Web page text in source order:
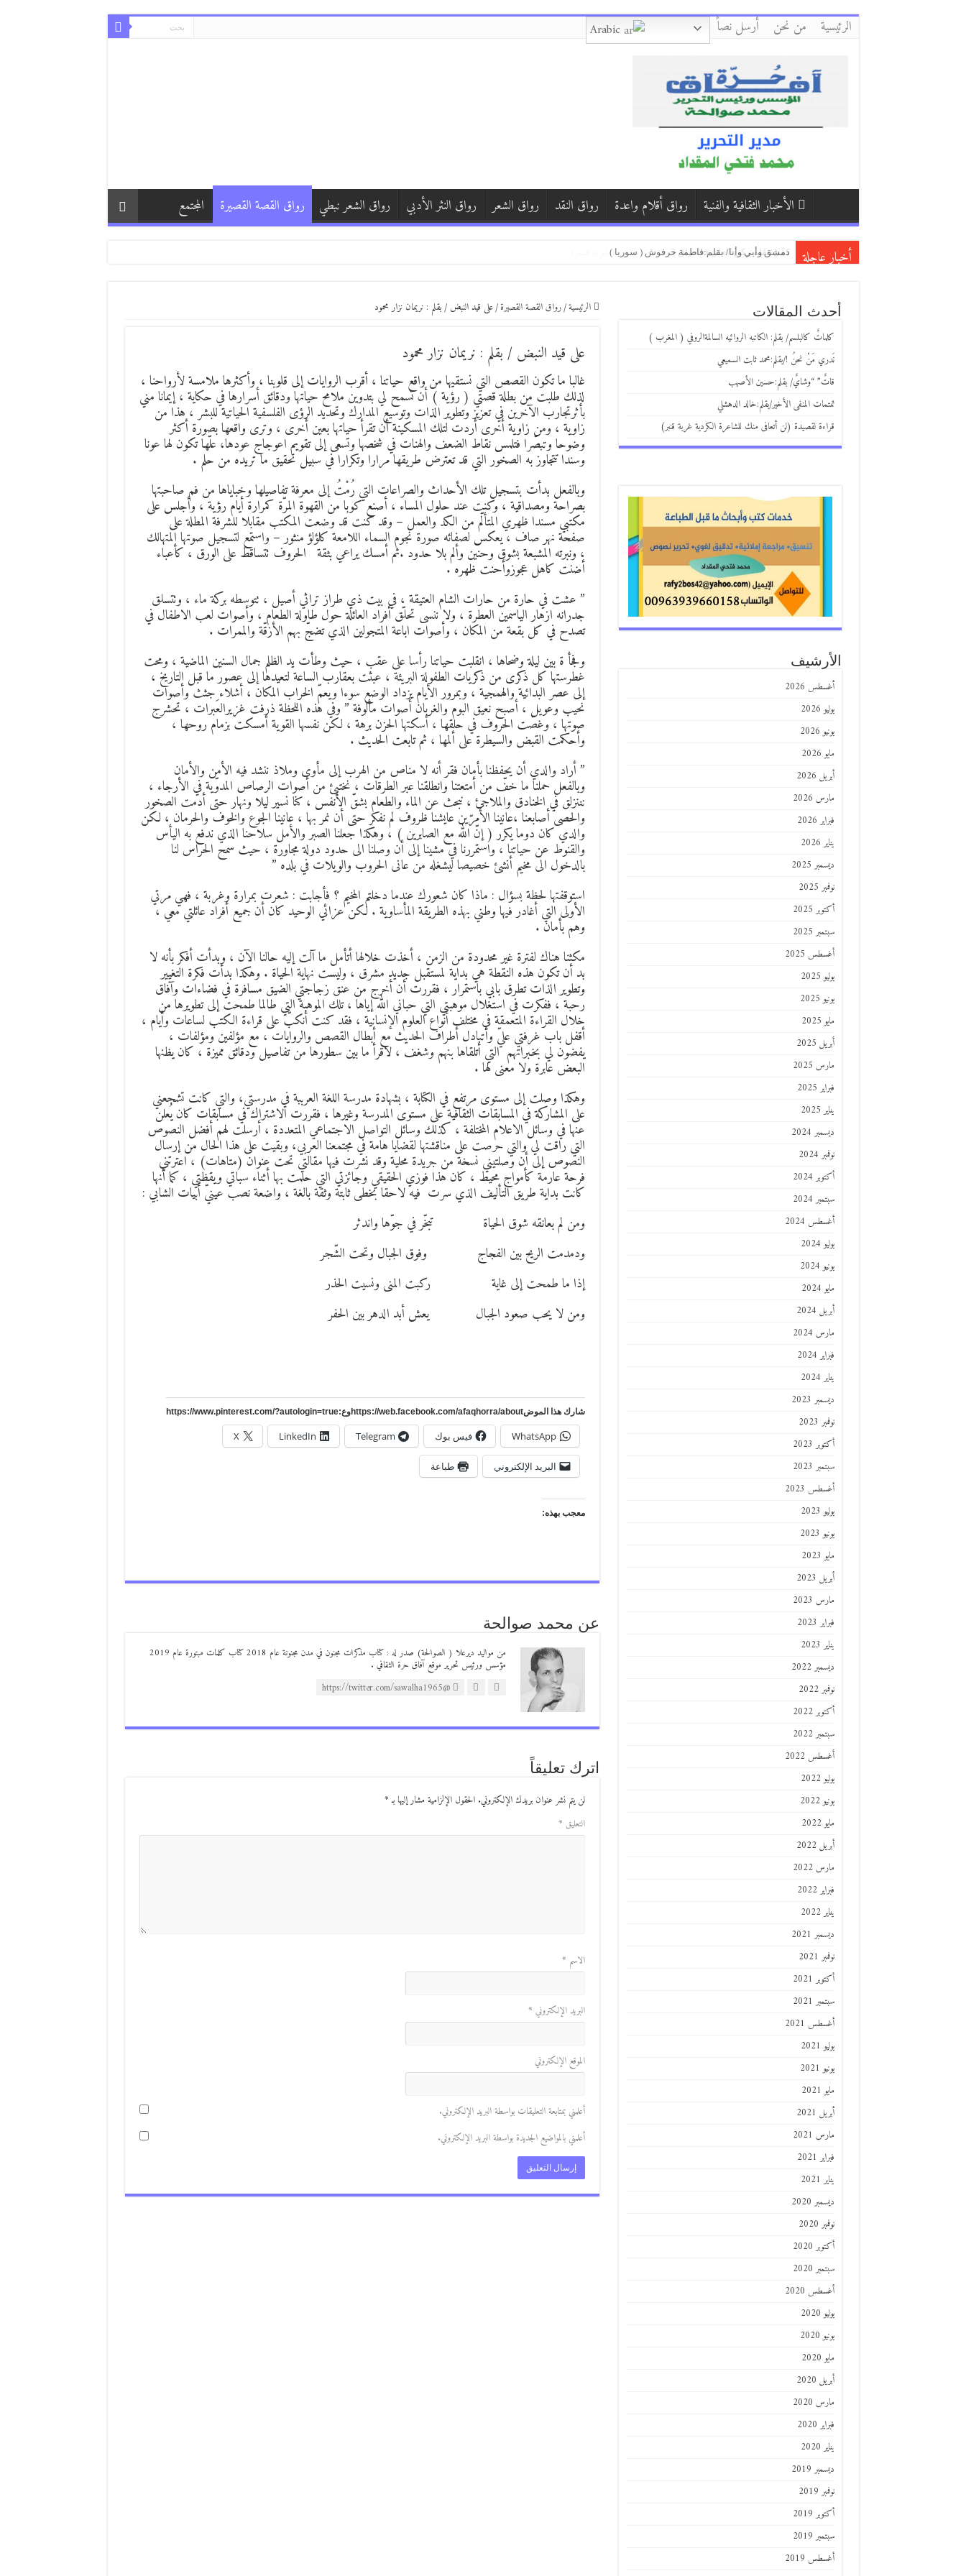
الرئيسية من نحن أرسل نصاً Arabic
الأخبار الثقافية والفنية رواق أقلام واعدة رواق النقد رواق الشعر رواق النثر الأدبي رواق الشعر نبطي رواق القصة القصيرة المجتمع
أخبار عاجلة كفّي/بقلم:زكي العلي ( العراق )
بكاء المساكين / بقلم:هشام باشا (اليمن)
إِنْ يَنْقُصِ الصَّبْرُ/ بقلم:أحمد النظامي
الرئيسية/رواق القصة القصيرة/على قيد النبض / بقلم : نريمان نزار محمود
على قيد النبض / بقلم : نريمان نزار محمود
غالبا ما تكون القصص التي نستقيها من واقع حياتنا ، أقرب الروايات إلى قلوبنا ، وأكثرها ملامسة لأرواحنا ،
لذلك طلبت من بطلة قصتي ( رؤية ) أن تسمح لي بتدوين ملامح حياتها ودقائق أسرارها في حكاية ، إيمانا مني
بأثرتجارب الآخرين في تعزيز وتطوير الذات وتوسيع المدارك وتحديد الرؤى الفلسفية الحياتية للبشر ، هذا من
زاوية ، ومن زاوية أخرى أردت لتلك المسكينة أن تقرأ حياتها بعين أخرى ، وترى واقعها بصورة أكثر
وضوحا وتبصّرا فتلمس نقاط الضعف والهنات في شخصها وتسعى إلى تقويم اعوجاج عودها، علّها تكون لها عونا
وسندا تتجاوز به الصخور التي قد تعترض طريقها مرارا وتكرارا في سبيل تحقيق ما تريده من حلم .
وبالفعل بدأت بتسجيل تلك الأحداث والصراعات التي رُمْتُ إلى معرفة تفاصيلها وخباياها من فم صاحبتها
بصراحة ومصداقية ، وكنت عند حلول المساء ، أصنع كوبا من القهوة المرّة كمرارة أيام رؤية ، وأجلس على
مكتبي مسندا ظهري المتألّم من الكد والعمل – وقد كنت قد وضعت المكتب مقابلا للشرفة المطلة على
صفحة نهر صاف ، يعكس لصفائه صورة نجوم السماء اللامعة كلؤلؤ منثور – واستمع لتسجيل صوتها المتهالك
، ونبرته المشبعة بشوق وحنين وألم بلا حدود .ثم أمسك يراعي بثقة الحروف تتساقط على الورق ، كأعباء
أضنت كاهل عجوزوأحنت ظهره .
” عشت في حارة من حارات الشام العتيقة ، في بيت ذي طراز تراثي أصيل ، تتوسطه بركة ماء ، وتتسلق
جدرانه ازهار الياسمين العطرة ، ولا ننسى تحلّق أفراد العائلة حول طاولة الطعام ، وأصوات لعب الاطفال في
تصدح في كل بقعة من المكان ، وأصوات اباعة المتجولين الذي تضجّ بهم الأزقّة والممرات .
وفجأ ة بين ليلة وضحاها ، انقلبت حياتنا رأسا على عقب ، حيث وطأت يد الظلم جمال السنين الماضية ، ومحت
غطرستها كل ذكرى من ذكريات الطفولة البريئة ، عبثت بعقارب الساعة لتعيدها إلى عصور ما قبل التاريخ ،
إلى عصر البدائية والهمجية ، وبمرور الأيام يزداد الوضع سوءا ويعمّ الخراب المكان ، أشلاء جثث وأصوات
نحيب وعويل ، أصبح نعيق البوم والغربان أصوات مألوفة ” وفي هذه اللحظة ذرفت غزيرالعَبرات ، تحشرج
صوتها ، وغصّت الحروف في حلقها ، أسكتها الحزن برهة ، لكن نفسها القوية أمسكت بزمام روحها ،
وأحكمت القبض والسيطرة على ألمها ، ثم تابعت الحديث .
” أراد والدي أن يحفظنا بأمان فقر أنه لا مناص من الهرب إلى مأوى وملاذ ننشد فيه الأمن والأمان
وبالفعل حملنا ما خفّ من أمتعتنا وانطلقنا عبر الطرقات ، نختبئ من أصوات الرصاص المدوّية في الأرجاء ،
نننزلق في الخنادق والملاجئ ، نبحث عن الماء والطعام بشقّ الأنفس ، كنا نسير ليلا ونهار حتى أدمت الصخور
والحصى أصابعنا ،عانينا الأمرّين عايشنا ظروف لم نفكر حتى أن نمر بها ، عانينا الجوع والخوف والحرمان ، لكن
والدي كان دوما يكرر ( إنّ الله مع الصابرين ) ، وهكذا جعلنا الصبر والأمل سلاحنا الذي ندفع به اليأس
والقنوط عن حياتنا ، واستمررنا في مشينا إلى أن وصلنا الى حدود دولة مجاورة ، حيث سمح الحراس لنا
بالدخول الى مخيم أنشئ خصيصا ليشغله من عانى الحروب والويلات في بلده ”
استوقفتها لحظة بسؤال : ماذا كان شعورك عندما دخلتم المخيم ؟ فأجابت : شعرت بمرارة وغربة ، فهي مرتي
الأولى التي أغادر فيها وطني بهذه الطريقة المأساوية . لكن عزائي الوحيد كان أن جميع أفراد عائلتي معي ،
وهم بأمان .
مكثنا هناك لفترة غير محدودة من الزمن ، أخذت خلالها أتأمل ما آلت إليه حالنا الآن ، وبدأت أفكر بأنه لا
بد أن تكون هذه النقطة هي بداية لمستقبل جديد مشرق ، وليست نهاية الحياة . وهكذا بدأت فكرة التغيير
وتطوير الذات تطرق بابي باستمرار ، فقررت أن أخرج من عنق زجاجتي الضيق مسافرة في فضاءات وآفاق
رحبة ، ففكرت في استغلال موهبتي التي حباني الله إياها ، تلك الموهبة التي طالما طمحت إلى تطويرها من
خلال القراءة المتعمقة في مختلف أنواع العلوم الإنسانية ، فقد كنت أنكبّ على قراءة الكتب لساعات وأيام ،
أقفل باب غرفتي عليّ وأتبادل أطراف الحديث مع أبطال القصص والروايات ، مع مؤلفين ومؤلفات ،
يفضون لي بخبراتهم التي أتلقاها بنهم وشغف ، لاقرأ ما بين سطورها من تفاصيل ودقائق مميزة ، كان يظنها
البعض عابرة ولا معنى لها .
وهكذا وصلت إلى مستوى مرتفع في الكتابة ، بشهادة مدرسة اللغة العرببة في مدرستي، والتي كانت تشجعني
على المشاركة في المسابقات الثقافية على مستوى المدرسة وغيرها ، فقررت الاشتراك في مسابقات كان يُعلن
عنها في وسائل الاعلام المختلفة ، كذلك وسائل التواصل الاجتماعي المتعددة ، أرسلت لهم أفضل النصوص
التي راقت لي والتي حرصت على مناقشتها لقضايا هامة في مجتمعنا العربي، وبقيت على هذا الحال من إرسال
النصوص إلى أن وصلتيني نسخة من جريدة محلية وقد نشرت فيها مقالتي تحت عنوان (متاهات) ، اعترتني
فرحة عارمة كأمواج محيط ، كان هذا فوزي الحقيقي وجائزتي التي حلمت بها أثناء سباتي ويقظتي ، كما أنها
كانت بداية طريق التأليف الذي سرت فيه لاحقا بخطى ثابتة وثقة بالغة ، واضعة نصب عينيّ أبيات الشابي :
ومن لم بعانقه شوق الحياة تبخّر في جوّها واندثر
ودمدمت الريح بين الفجاج وفوق الجبال وتحت الشّجر
إذا ما طمحت إلى غاية ركبت المنى ونسيت الحذر
ومن لا يحب صعود الجبال يعش أبد الدهر بين الحفر
شارك هذا الموضhttps://web.facebook.com/afaqhorra/aboutوع:https://www.pinterest.com/?autologin=true
WhatsApp فيس بوك Telegram
LinkedIn
X
البريد الإلكتروني طباعة
معجب بهذه:
عن محمد صوالحة
من مواليد ديرعلا ( الصوالحة) صدر له : كتاب مذكرات مجنون في مدن مجنونة عام 2018 كتاب كلمات مبتورة عام 2019
مؤسس ورئيس تحرير موقع آفاق حرة الثقافي .
@https://twitter.com/sawalha1965
اترك تعليقاً
لن يتم نشر عنوان بريدك الإلكتروني. الحقول الإلزامية مشار إليها بـ*
التعليق *
الاسم *
البريد الإلكتروني *
الموقع الإلكتروني
أعلمني بمتابعة التعليقات بواسطة البريد الإلكتروني.
أعلمني بالمواضيع الجديدة بواسطة البريد الإلكتروني.
أحدث المقالات
كلماتٌ كالبلسم/ بقلم: الكاتبه الروائيه السالمةالروفي ( المغرب )
نَدري مَنْ نحنُ !/بقلم:محمد ثابت السميعي
قاتٌ” “وشايٌ/ بقلم:حسين الأصهب
تمتمات المنفى الأخير/بقلم:خالد الدهشلي
قراءة لقصيدة (لن أتعافى منك للشاعرة الكردية غربة قنبر)
الأرشيف
أغسطس 2026
يوليو 2026
يونيو 2026
مايو 2026
أبريل 2026
مارس 2026
فبراير 2026
يناير 2026
ديسمبر 2025
نوفمبر 2025
أكتوبر 2025
سبتمبر 2025
أغسطس 2025
يوليو 2025
يونيو 2025
مايو 2025
أبريل 2025
مارس 2025
فبراير 2025
يناير 2025
ديسمبر 2024
نوفمبر 2024
أكتوبر 2024
سبتمبر 2024
أغسطس 2024
يوليو 2024
يونيو 2024
مايو 2024
أبريل 2024
مارس 2024
فبراير 2024
يناير 2024
ديسمبر 2023
نوفمبر 2023
أكتوبر 2023
سبتمبر 2023
أغسطس 2023
يوليو 2023
يونيو 2023
مايو 2023
أبريل 2023
مارس 2023
فبراير 2023
يناير 2023
ديسمبر 2022
نوفمبر 2022
أكتوبر 2022
سبتمبر 2022
أغسطس 2022
يوليو 2022
يونيو 2022
مايو 2022
أبريل 2022
مارس 2022
فبراير 2022
يناير 2022
ديسمبر 2021
نوفمبر 2021
أكتوبر 2021
سبتمبر 2021
أغسطس 2021
يوليو 2021
يونيو 2021
مايو 2021
أبريل 2021
مارس 2021
فبراير 2021
يناير 2021
ديسمبر 2020
نوفمبر 2020
أكتوبر 2020
سبتمبر 2020
أغسطس 2020
يوليو 2020
يونيو 2020
مايو 2020
أبريل 2020
مارس 2020
فبراير 2020
يناير 2020
ديسمبر 2019
نوفمبر 2019
أكتوبر 2019
سبتمبر 2019
أغسطس 2019